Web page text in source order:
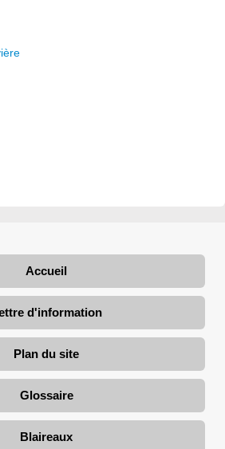
Accueil
d'information
Plan du site
Glossaire
Blaireaux